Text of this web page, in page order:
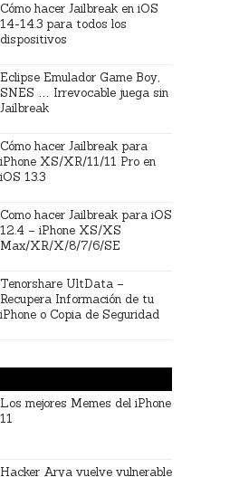
Cómo hacer Jailbreak en iOS
14-14.3 para todos los
dispositivos
Eclipse Emulador Game Boy,
SNES … Irrevocable juega sin
Jailbreak
Cómo hacer Jailbreak para
iPhone XS/XR/11/11 Pro en
iOS 13.3
Como hacer Jailbreak para iOS
12.4 – iPhone XS/XS
Max/XR/X/8/7/6/SE
Tenorshare UltData –
Recupera Información de tu
iPhone o Copia de Seguridad
Los mejores Memes del iPhone
11
Hacker Arya vuelve vulnerable